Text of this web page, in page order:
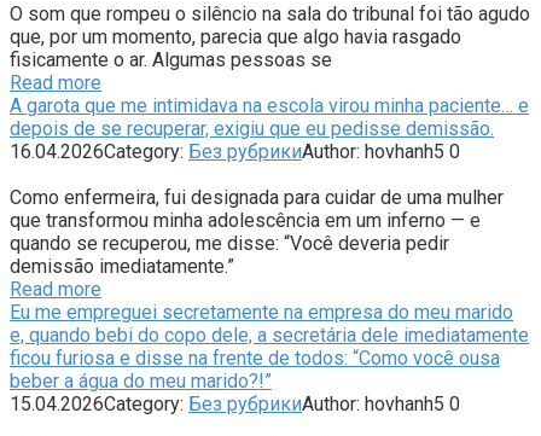
O som que rompeu o silêncio na sala do tribunal foi tão agudo
que, por um momento, parecia que algo havia rasgado
fisicamente o ar. Algumas pessoas se
Read more
A garota que me intimidava na escola virou minha paciente… e
depois de se recuperar, exigiu que eu pedisse demissão.
16.04.2026Category: Без рубрикиAuthor: hovhanh5 0
Como enfermeira, fui designada para cuidar de uma mulher
que transformou minha adolescência em um inferno — e
quando se recuperou, me disse: “Você deveria pedir
demissão imediatamente.”
Read more
Eu me empreguei secretamente na empresa do meu marido
e, quando bebi do copo dele, a secretária dele imediatamente
ficou furiosa e disse na frente de todos: “Como você ousa
beber a água do meu marido?!”
15.04.2026Category: Без рубрикиAuthor: hovhanh5 0